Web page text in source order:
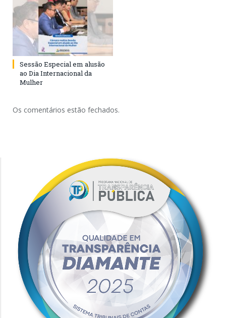
Sessão Especial em alusão
ao Dia Internacional da
Mulher
Os comentários estão fechados.